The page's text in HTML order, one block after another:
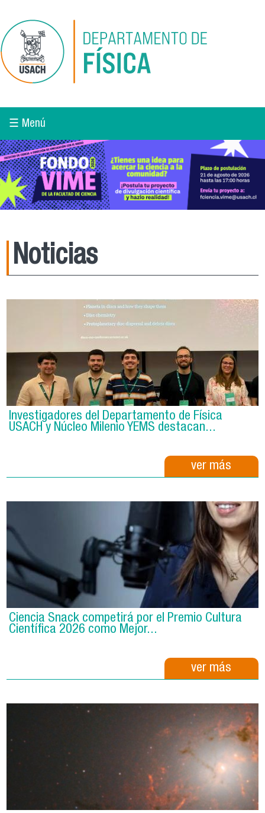
☰ Menú
Noticias
Investigadores del Departamento de Física
USACH y Núcleo Milenio YEMS destacan...
ver más
Ciencia Snack competirá por el Premio Cultura
Científica 2026 como Mejor...
ver más